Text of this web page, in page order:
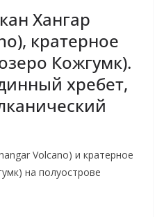
Хангар
кратерное
Кожгумк).
хребет,
Volcano) и кратерное
на полуострове